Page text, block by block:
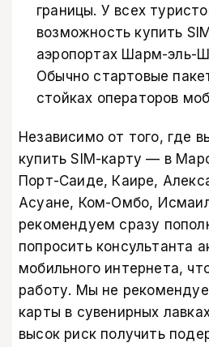
границы. У всех
возможность купить
аэропортах Шарм-эль-
Обычно стартовые
стойках операторов
Независимо от того, где
купить SIM-карту — в
Порт-Саиде, Каире,
Асуане, Ком-Омбо,
рекомендуем сразу
попросить консультанта
мобильного интернета,
работу. Мы не
карты в сувенирных
высок риск получить